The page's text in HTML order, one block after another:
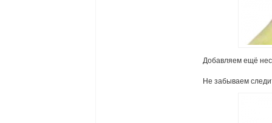
Добавляем ещё
Не забываем